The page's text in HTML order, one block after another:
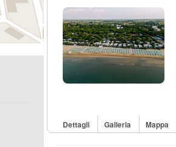
Dettagli Galleria Mappa